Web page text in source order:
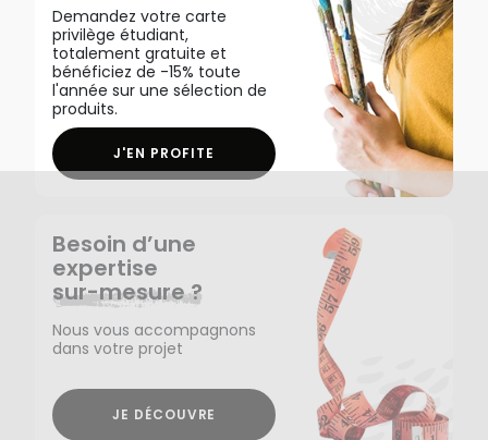
Demandez votre carte
privilège étudiant,
totalement gratuite et
bénéficiez de -15% toute
l'année sur une sélection de
produits.
J'EN PROFITE
Besoin d’une
expertise
sur-mesure ?
Nous vous accompagnons
dans votre projet
JE DÉCOUVRE